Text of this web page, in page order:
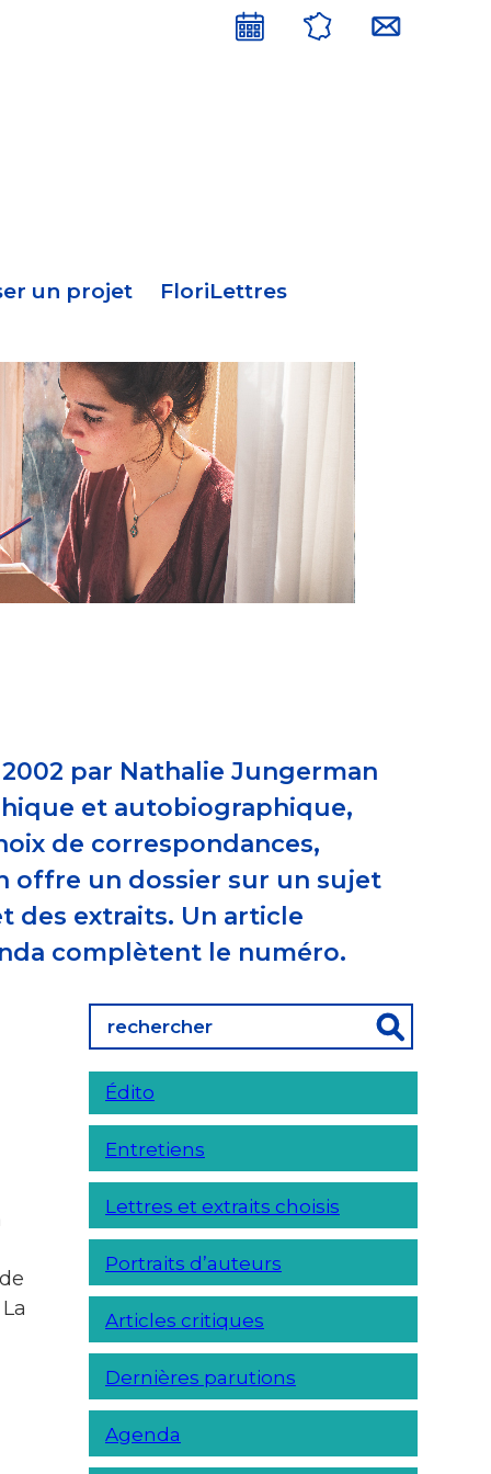
Menu
un projet FloriLettres
par Nathalie Jungerman
et autobiographique,
de correspondances,
offre un dossier sur un sujet
extraits. Un article
complètent le numéro.
Édito
Entretiens
Lettres et extraits choisis
Portraits d’auteurs
Articles critiques
Dernières parutions
Agenda